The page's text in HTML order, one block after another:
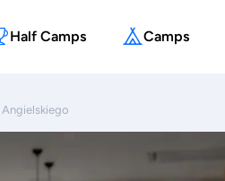
Half Camps Camps